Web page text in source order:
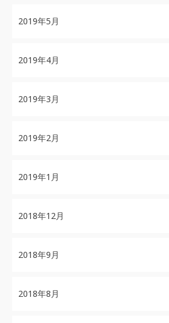
2019年5月
2019年4月
2019年3月
2019年2月
2019年1月
2018年12月
2018年9月
2018年8月